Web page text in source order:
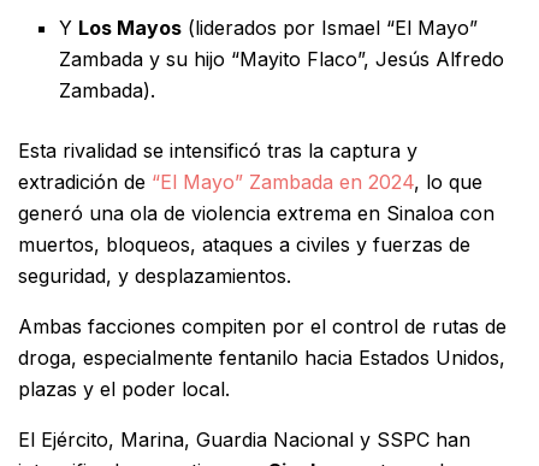
Y Los Mayos (liderados por Ismael “El Mayo”
Zambada y su hijo “Mayito Flaco”, Jesús Alfredo
Zambada).
Esta rivalidad se intensificó tras la captura y
extradición de “El Mayo” Zambada en 2024, lo que
generó una ola de violencia extrema en Sinaloa con
muertos, bloqueos, ataques a civiles y fuerzas de
seguridad, y desplazamientos.
Ambas facciones compiten por el control de rutas de
droga, especialmente fentanilo hacia Estados Unidos,
plazas y el poder local.
El Ejército, Marina, Guardia Nacional y SSPC han